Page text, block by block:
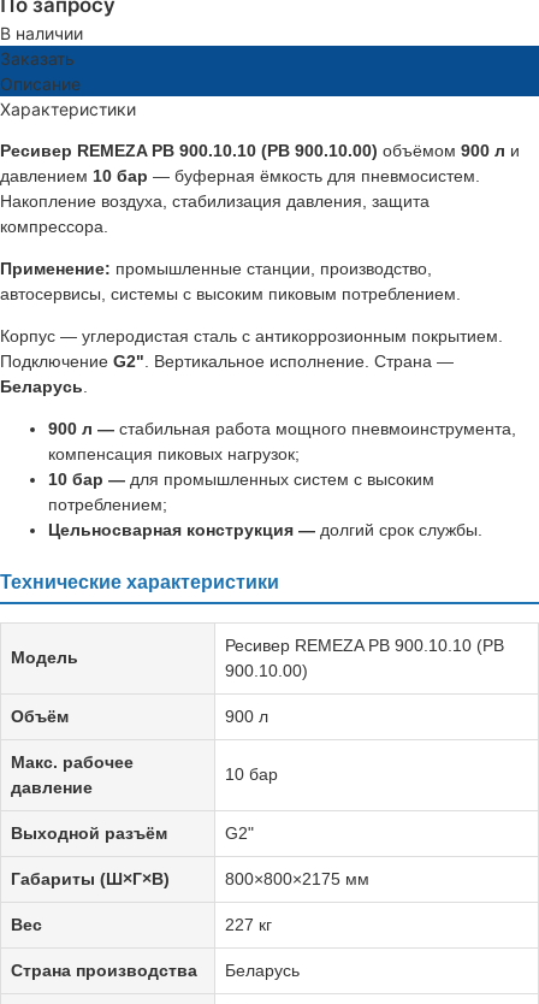
В наличии
Заказать
Описание
Характеристики
Ресивер REMEZA РВ 900.10.10 (РВ 900.10.00) объёмом 900 л и
давлением 10 бар — буферная ёмкость для пневмосистем.
Накопление воздуха, стабилизация давления, защита
компрессора.
Применение: промышленные станции, производство,
автосервисы, системы с высоким пиковым потреблением.
Корпус — углеродистая сталь с антикоррозионным покрытием.
Подключение G2" . Вертикальное исполнение. Страна —
Беларусь
900 л — стабильная работа мощного пневмоинструмента,
компенсация пиковых нагрузок;
10 бар — для промышленных систем с высоким
потреблением;
Цельносварная конструкция — долгий срок службы.
Технические характеристики
Модель
Ресивер REMEZA РВ 900.10.10 (РВ
900.10.00)
Объём 900 л
Макс. рабочее
давление
10 бар
Выходной разъём G2"
Габариты (Ш×Г×В) 800×800×2175 мм
Вес 227 кг
Страна производства Беларусь